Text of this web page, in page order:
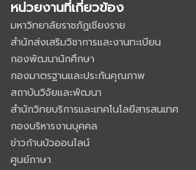
หน่วยงานที่เกี่ยวข้อง
มหาวิทยาลัยราชภัฏเชียงราย
สำนักส่งเสริมวิชาการและงานทะเบียน
กองพัฒนานักศึกษา
กองมาตรฐานและประกันคุณภาพ
สถาบันวิจัยและพัฒนา
สำนักวิทยบริการและเทคโนโลยีสารสนเทศ
กองบริหารงานบุคคล
ข่าวก้านบัวออนไลน์
ศูนย์ภาษา